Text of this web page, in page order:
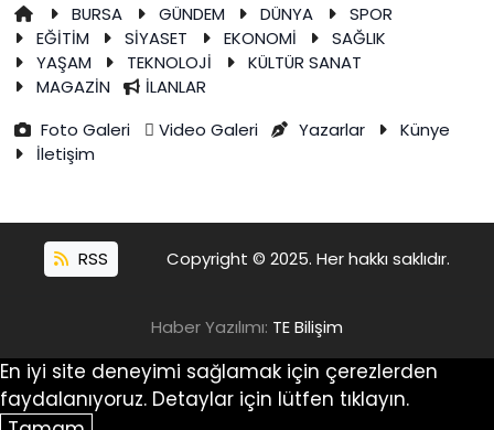
BURSA GÜNDEM DÜNYA
SPOR
EĞİTİM
SİYASET EKONOMİ
SAĞLIK
YAŞAM
TEKNOLOJİ
KÜLTÜR SANAT
MAGAZİN
İLANLAR
Foto Galeri
Video Galeri Yazarlar
Künye
İletişim
RSS Copyright © 2025. Her hakkı saklıdır.
Haber Yazılımı: TE Bilişim
En iyi site deneyimi sağlamak için çerezlerden
faydalanıyoruz. Detaylar için lütfen tıklayın.